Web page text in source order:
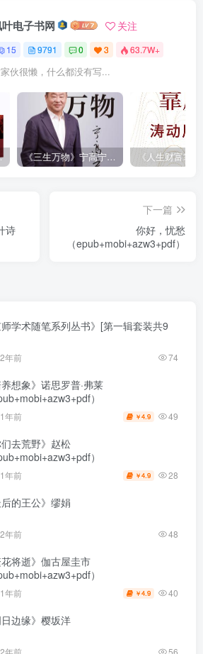
电子书网 关注
15 9791 0 3 63.7W+
伙很懒，什么都没有写...
30册] 《三生万物》宁高宁（epub+mobi+azw3+pdf）
诗
下一篇
你好，忧愁
（epub+mobi+azw3+pdf）
师学术随笔系列丛书》[第一辑套装共9
2年前 74
养想象》诺思罗普·弗莱
）
1年前 ￥4.9 49
们去荒野》赵松
）
1年前 ￥4.9 28
后的王公》缪娟
2年前 48
花将逝》伽古屋圭市
）
1年前 ￥4.9 40
日边缘》樱坂洋
2年前 56